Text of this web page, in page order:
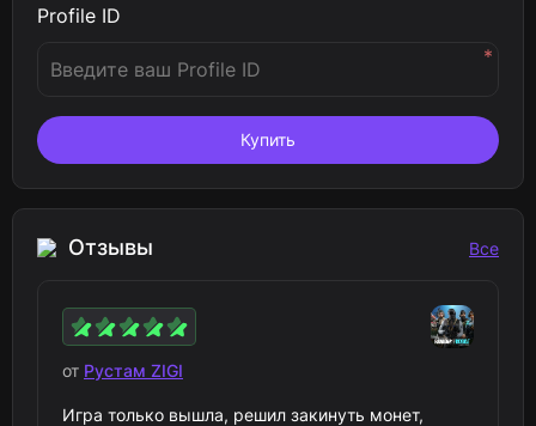
Profile ID
*
Купить
Отзывы Все
от Рустам ZIGI
Игра только вышла, решил закинуть монет,